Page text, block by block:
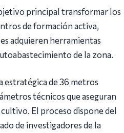
principal transformar los
de formación activa,
adquieren herramientas
de la zona.
estratégica de 36 metros
técnicos que aseguran
El proceso dispone del
de investigadores de la